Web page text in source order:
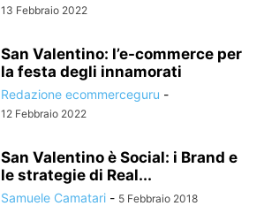
13 Febbraio 2022
San Valentino: l’e-commerce per
la festa degli innamorati
Redazione ecommerceguru -
12 Febbraio 2022
San Valentino è Social: i Brand e
le strategie di Real...
Samuele Camatari - 5 Febbraio 2018